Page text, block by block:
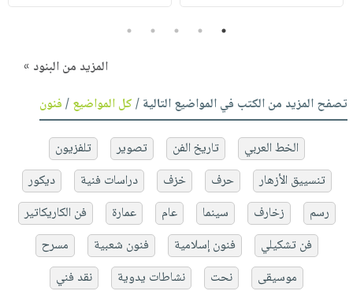
1
2
3
4
5
المزيد من البنود »
تصفح المزيد من الكتب في المواضيع التالية /كل المواضيع/فنون
الخط العربي تاريخ الفن تصوير
تلفزيون
تنسييق الأزهار
حرف خزف دراسات فنية
ديكور
رسم
زخارف سينما عام عمارة
فن الكاريكاتير
فن تشكيلي
فنون إسلامية فنون شعبية
مسرح
موسيقى
نحت نشاطات يدوية نقد فني